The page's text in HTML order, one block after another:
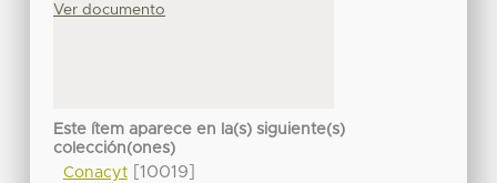
Ver documento
Este ítem aparece en la(s) siguiente(s)
colección(ones)
Conacyt[10019]